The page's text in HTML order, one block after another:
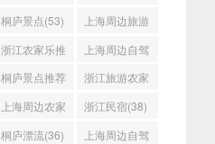
荐(59)
桐庐景点(53)
上海周边旅游
好去处(52)
浙江农家乐推
荐(50)
上海周边自驾
游(48)
桐庐景点推荐
(45)
浙江旅游农家
乐(44)
上海周边农家
乐推荐(39)
浙江民宿(38)
桐庐漂流(36)
上海周边自驾